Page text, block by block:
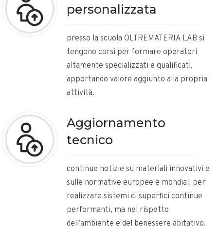
personalizzata
presso la scuola OLTREMATERIA LAB si
tengono corsi per formare operatori
altamente specializzati e qualificati,
apportando valore aggiunto alla propria
attività.
Aggiornamento
tecnico
continue notizie su materiali innovativi e
sulle normative europee e mondiali per
realizzare sistemi di superfici continue
performanti, ma nel rispetto
dell’ambiente e del benessere abitativo.